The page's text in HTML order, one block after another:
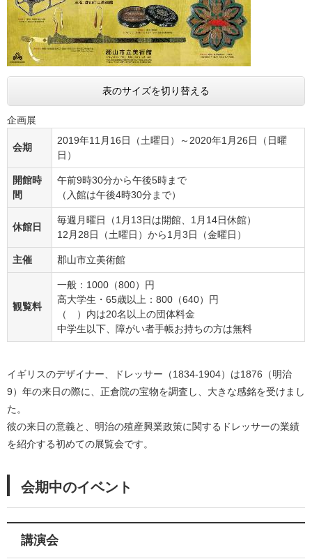
表のサイズを切り替える
企画展
会期
2019年11月16日（土曜日）～2020年1月26日（日曜
日）
開館時
間
午前9時30分から午後5時まで
（入館は午後4時30分まで）
休館日
毎週月曜日（1月13日は開館、1月14日休館）
12月28日（土曜日）から1月3日（金曜日）
主催 郡山市立美術館
観覧料
一般：1000（800）円
高大学生・65歳以上：800（640）円
（ ）内は20名以上の団体料金
中学生以下、障がい者手帳お持ちの方は無料
イギリスのデザイナー、ドレッサー（1834-1904）は1876（明治
9）年の来日の際に、正倉院の宝物を調査し、大きな感銘を受けまし
た。
彼の来日の意義と、明治の殖産興業政策に関するドレッサーの業績
を紹介する初めての展覧会です。
会期中のイベント
講演会